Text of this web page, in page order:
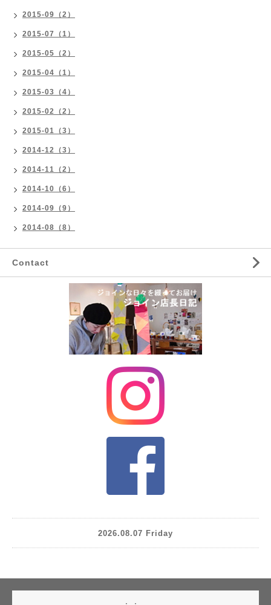
2015-09（2）
2015-07（1）
2015-05（2）
2015-04（1）
2015-03（4）
2015-02（2）
2015-01（3）
2014-12（3）
2014-11（2）
2014-10（6）
2014-09（9）
2014-08（8）
Contact
2026.08.07 Friday